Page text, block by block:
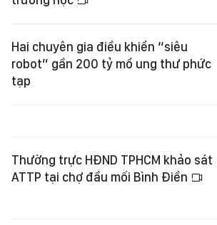
Hai chuyên gia điều khiển “siêu
robot” gần 200 tỷ mổ ung thư phức
tạp
Thường trực HĐND TPHCM khảo sát
ATTP tại chợ đầu mối Bình Điền